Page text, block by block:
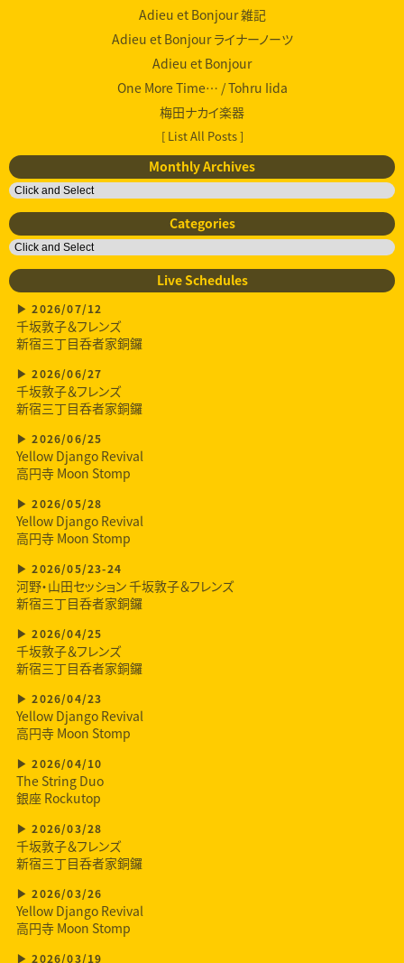
Adieu et Bonjour 雑記
Adieu et Bonjour ライナーノーツ
Adieu et Bonjour
One More Time… / Tohru Iida
梅田ナカイ楽器
[ List All Posts ]
Monthly Archives
Categories
Live Schedules
2026/07/12
千坂敦子＆フレンズ
新宿三丁目呑者家銅鑼
2026/06/27
千坂敦子＆フレンズ
新宿三丁目呑者家銅鑼
2026/06/25
Yellow Django Revival
高円寺 Moon Stomp
2026/05/28
Yellow Django Revival
高円寺 Moon Stomp
2026/05/23-24
河野・山田セッション 千坂敦子＆フレンズ
新宿三丁目呑者家銅鑼
2026/04/25
千坂敦子＆フレンズ
新宿三丁目呑者家銅鑼
2026/04/23
Yellow Django Revival
高円寺 Moon Stomp
2026/04/10
The String Duo
銀座 Rockutop
2026/03/28
千坂敦子＆フレンズ
新宿三丁目呑者家銅鑼
2026/03/26
Yellow Django Revival
高円寺 Moon Stomp
2026/03/19